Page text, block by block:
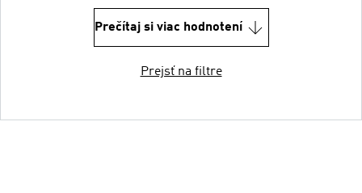
Prečítaj si viac hodnotení
Prejsť na filtre